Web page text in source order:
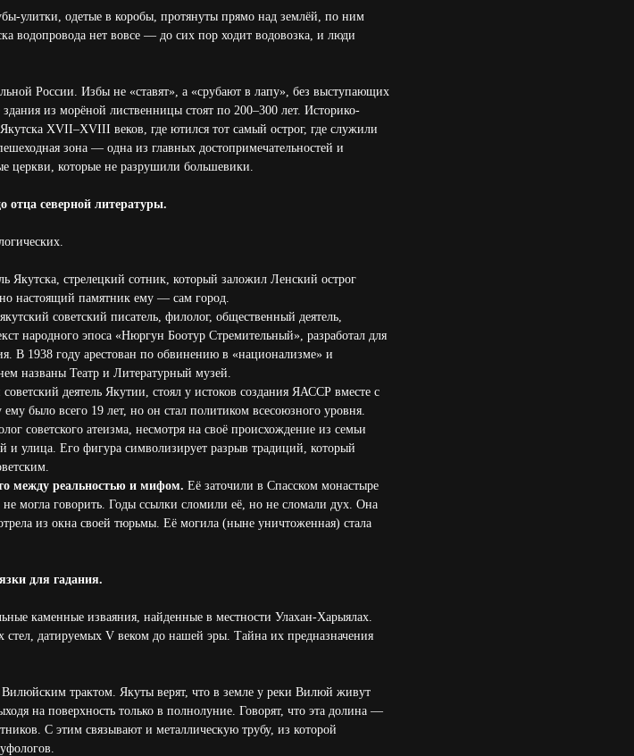
улитки, одетые в коробы, протянуты прямо над землёй, по ним
водопровода нет вовсе — до сих пор ходит водовозка, и люди
России. Избы не «ставят», а «срубают в лапу», без выступающих
из морёной лиственницы стоят по 200–300 лет. Историко-
XVII–XVIII веков, где ютился тот самый острог, где служили
зона — одна из главных достопримечательностей и
церкви, которые не разрушили большевики.
отца северной литературы.
Якутска, стрелецкий сотник, который заложил Ленский острог
настоящий памятник ему — сам город.
советский писатель, филолог, общественный деятель,
народного эпоса «Нюргун Боотур Стремительный», разработал для
В 1938 году арестован по обвинению в «национализме» и
названы Театр и Литературный музей.
деятель Якутии, стоял у истоков создания ЯАССР вместе с
было всего 19 лет, но он стал политиком всесоюзного уровня.
советского атеизма, несмотря на своё происхождение из семьи
улица. Его фигура символизирует разрыв традиций, который
между реальностью и мифом. Её заточили в Спасском монастыре
могла говорить. Годы ссылки сломили её, но не сломали дух. Она
из окна своей тюрьмы. Её могила (ныне уничтоженная) стала
для гадания.
каменные изваяния, найденные в местности Улахан-Харыялах.
датируемых V веком до нашей эры. Тайна их предназначения
Вилюйским трактом. Якуты верят, что в земле у реки Вилюй живут
на поверхность только в полнолуние. Говорят, что эта долина —
С этим связывают и металлическую трубу, из которой